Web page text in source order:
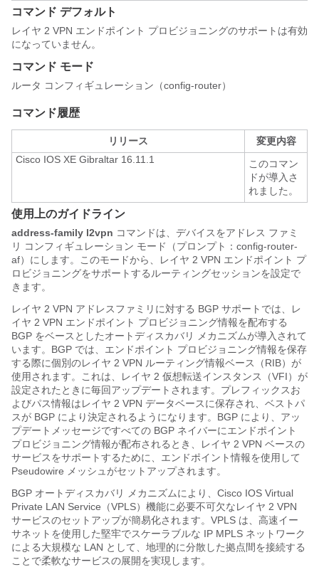
コマンド デフォルト
レイヤ 2 VPN エンドポイント プロビジョニングのサポートは有効
になっていません。
コマンド モード
ルータ コンフィギュレーション（config-router）
コマンド履歴
リリース
変更内容
Cisco IOS XE Gibraltar 16.11.1
このコマン
ドが導入さ
れました。
使用上のガイドライン
address-family l2vpn コマンドは、デバイスをアドレス ファミ
リ コンフィギュレーション モード（プロンプト：config-router-
af）にします。このモードから、レイヤ 2 VPN エンドポイント プ
ロビジョニングをサポートするルーティングセッションを設定で
きます。
レイヤ 2 VPN アドレスファミリに対する BGP サポートでは、レ
イヤ 2 VPN エンドポイント プロビジョニング情報を配布する
BGP をベースとしたオートディスカバリ メカニズムが導入されて
います。BGP では、エンドポイント プロビジョニング情報を保存
する際に個別のレイヤ 2 VPN ルーティング情報ベース（RIB）が
使用されます。これは、レイヤ 2 仮想転送インスタンス（VFI）が
設定されたときに毎回アップデートされます。プレフィックスお
よびパス情報はレイヤ 2 VPN データベースに保存され、ベストパ
スが BGP により決定されるようになります。BGP により、アッ
プデートメッセージですべての BGP ネイバーにエンドポイント
プロビジョニング情報が配布されるとき、レイヤ 2 VPN ベースの
サービスをサポートするために、エンドポイント情報を使用して
Pseudowire メッシュがセットアップされます。
BGP オートディスカバリ メカニズムにより、Cisco IOS Virtual
Private LAN Service（VPLS）機能に必要不可欠なレイヤ 2 VPN
サービスのセットアップが簡易化されます。VPLS は、高速イー
サネットを使用した堅牢でスケーラブルな IP MPLS ネットワーク
による大規模な LAN として、地理的に分散した拠点間を接続する
ことで柔軟なサービスの展開を実現します。